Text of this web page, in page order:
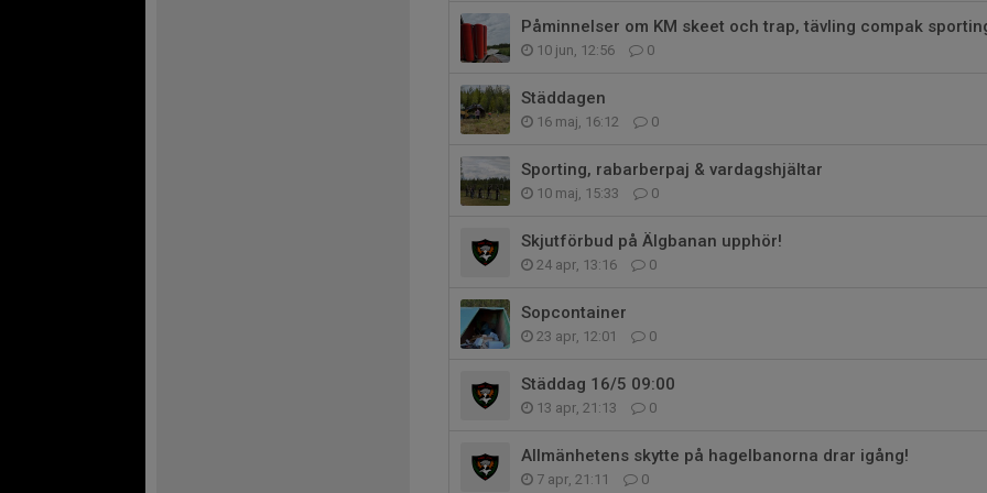
Påminnelser om KM skeet och trap, tävling compak
10 jun, 12:56 0
Städdagen
16 maj, 16:12 0
Sporting, rabarberpaj & vardagshjältar
10 maj, 15:33 0
Skjutförbud på Älgbanan upphör!
24 apr, 13:16 0
Sopcontainer
23 apr, 12:01 0
Städdag 16/5 09:00
13 apr, 21:13 0
Allmänhetens skytte på hagelbanorna drar igång!
7 apr, 21:11 0